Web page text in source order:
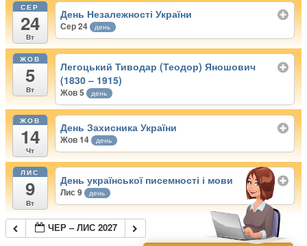
СЕР
24
Вт
День Незалежності України
Сер 24 день
ЖОВ
5
Вт
Легоцький Тиводар (Теодор) Яношович
(1830 – 1915)
Жов 5 день
ЖОВ
14
Чт
День Захисника України
Жов 14 день
ЛИС
9
Вт
День української писемності і мови
Лис 9 день
ЧЕР – ЛИС 2027